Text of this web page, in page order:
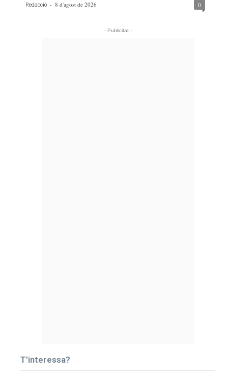
Redacció - 8 d'agost de 2026 0
- Publicitat -
T’interessa?